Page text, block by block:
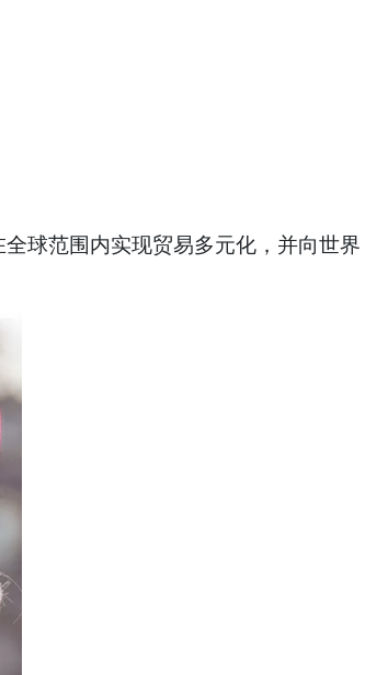
球范围内实现贸易多元化，并向世界